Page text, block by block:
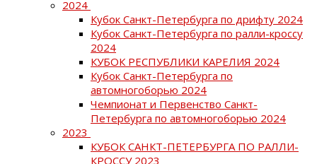
2024
Кубок Санкт-Петербурга по дрифту 2024
Кубок Санкт-Петербурга по ралли-кроссу
2024
КУБОК РЕСПУБЛИКИ КАРЕЛИЯ 2024
Кубок Санкт-Петербурга по
автомногоборью 2024
Чемпионат и Первенство Санкт-
Петербурга по автомногоборью 2024
2023
КУБОК САНКТ-ПЕТЕРБУРГА ПО РАЛЛИ-
КРОССУ 2023